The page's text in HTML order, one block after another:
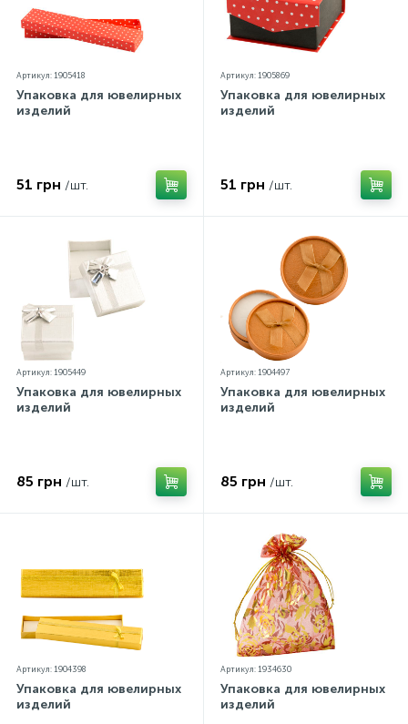
Артикул: 1905418
Упаковка для ювелирных
изделий
51 грн /шт.
Артикул: 1905869
Упаковка для ювелирных
изделий
51 грн /шт.
Артикул: 1905449
Упаковка для ювелирных
изделий
85 грн /шт.
Артикул: 1904497
Упаковка для ювелирных
изделий
85 грн /шт.
Артикул: 1904398
Упаковка для ювелирных
изделий
Артикул: 1934630
Упаковка для ювелирных
изделий